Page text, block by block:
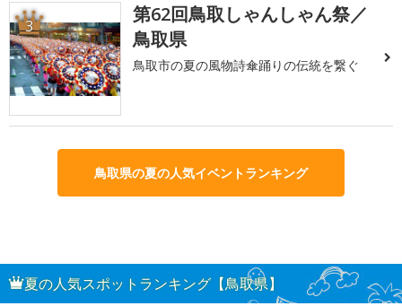
3
第62回鳥取しゃんしゃん祭／
鳥取県
鳥取市の夏の風物詩傘踊りの伝統を繋ぐ
鳥取県の夏の人気イベントランキング
夏の人気スポットランキング【鳥取県】